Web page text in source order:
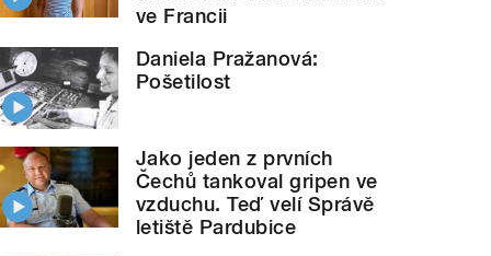
ve Francii
Daniela Pražanová:
Pošetilost
Jako jeden z prvních
Čechů tankoval gripen ve
vzduchu. Teď velí Správě
letiště Pardubice